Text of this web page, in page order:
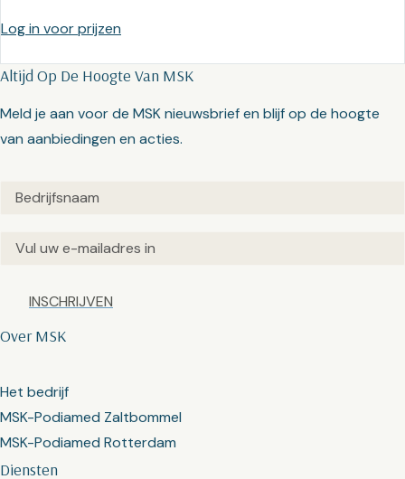
Log in voor prijzen
Diensten
Over MSK
Het bedrijf
MSK-Podiamed Zaltbommel
MSK-Podiamed Rotterdam
Altijd Op De Hoogte Van MSK
Meld je aan voor de MSK nieuwsbrief en blijf op de hoogte
van aanbiedingen en acties.
Untitled(Vereist)
Email(Vereist)
Captcha